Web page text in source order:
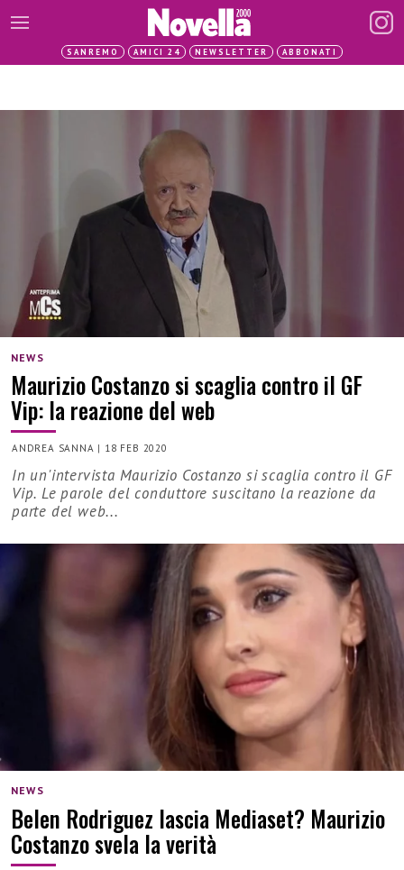
SANREMO AMICI 24 NEWSLETTER ABBONATI
NEWS
Maurizio Costanzo si scaglia contro il GF
Vip: la reazione del web
ANDREA SANNA | 18 FEB 2020
In un'intervista Maurizio Costanzo si scaglia contro il GF
Vip. Le parole del conduttore suscitano la reazione da
parte del web...
NEWS
Belen Rodriguez lascia Mediaset? Maurizio
Costanzo svela la verità